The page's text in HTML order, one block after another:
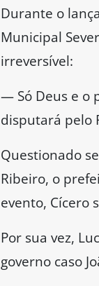
Durante o
Municipal
irreversível:
— Só Deus e o
disputará pelo
Questionado
Ribeiro, o
evento, Cícero
Por sua vez,
governo caso